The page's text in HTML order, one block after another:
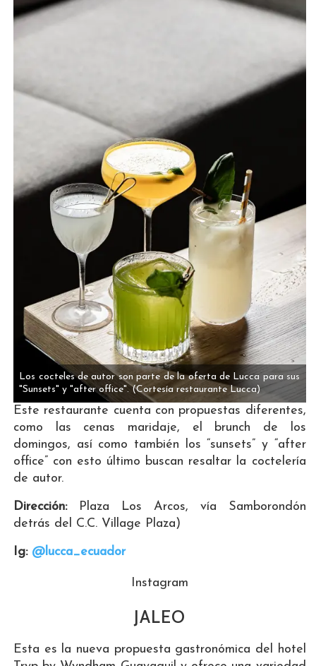
Los cocteles de autor son parte de la oferta de Lucca para sus
"Sunsets" y "after office". (Cortesía restaurante Lucca)
Este restaurante cuenta con propuestas diferentes,
como las cenas maridaje, el brunch de los
domingos, así como también los “sunsets” y “after
office” con esto último buscan resaltar la coctelería
de autor.
Dirección:Plaza Los Arcos, vía Samborondón
detrás del C.C. Village Plaza)
Ig: @lucca_ecuador
Instagram
JALEO
Esta es la nueva propuesta gastronómica del hotel